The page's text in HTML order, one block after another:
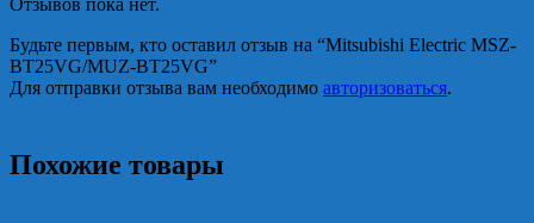
Будьте первым, кто оставил отзыв на “Mitsubishi Electric MSZ-
BT25VG/MUZ-BT25VG”
Для отправки отзыва вам необходимо авторизоваться.
Похожие товары